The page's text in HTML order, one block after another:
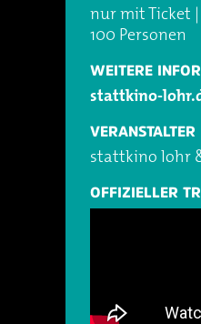
nur mit Ticket
100 Personen
WEITERE
stattkino-
VERANSTALTER
stattkino lohr
OFFIZIELLER